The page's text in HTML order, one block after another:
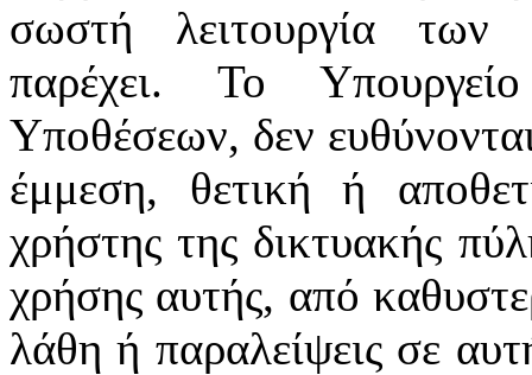
σωστή λειτουργία των
παρέχει. Το
Υποθέσεων, δεν
έμμεση, θετική ή
χρήστης της δικτυακής
χρήσης αυτής, από
λάθη ή παραλείψεις σε